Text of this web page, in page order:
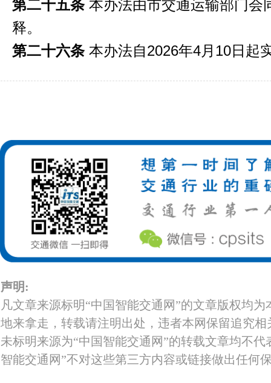
第二十五条 本办法由市交通运输部门会
释。
第二十六条 本办法自2026年4月10日起
声明:
凡文章来源标明“中国智能交通网”的文章版权均
地来拿走，转载请注明出处，违者本网保留追究
未标明来源为“中国智能交通网”的转载文章均不
智能交通网”不对这些第三方内容或链接做出任何